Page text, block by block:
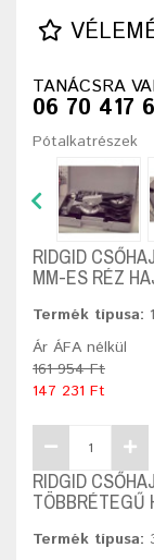
TANÁCSRA
06 70 417
Pótalkatrészek
RIDGID
MM-ES RÉZ
Termék típusa:
Ár ÁFA nélkül
161 954 Ft
147 231 Ft
RIDGID
TÖBBRÉTEGŰ
Termék típusa: